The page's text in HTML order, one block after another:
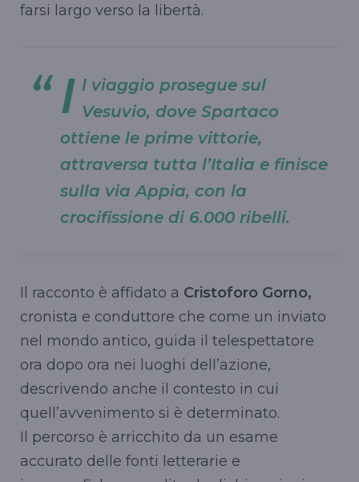
farsi largo verso la libertà.
I l viaggio prosegue sul
Vesuvio, dove Spartaco
ottiene le prime vittorie,
attraversa tutta l’Italia e finisce
sulla via Appia, con la
crocifissione di 6.000 ribelli.
Il racconto è affidato a Cristoforo Gorno,
cronista e conduttore che come un inviato
nel mondo antico, guida il telespettatore
ora dopo ora nei luoghi dell’azione,
descrivendo anche il contesto in cui
quell’avvenimento si è determinato.
Il percorso è arricchito da un esame
accurato delle fonti letterarie e